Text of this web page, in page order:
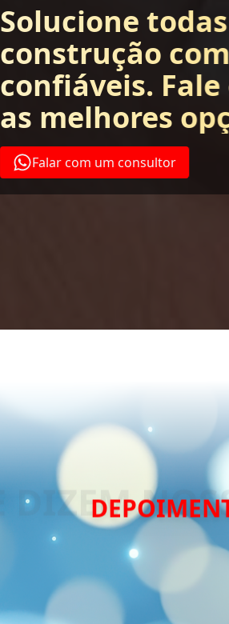
Solucione
construção
confiáveis.
as melhores
Falar com um consultor